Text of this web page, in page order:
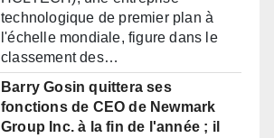
technologique de premier plan à
l'échelle mondiale, figure dans le
classement des…
Barry Gosin quittera ses
fonctions de CEO de Newmark
Group Inc. à la fin de l'année ; il